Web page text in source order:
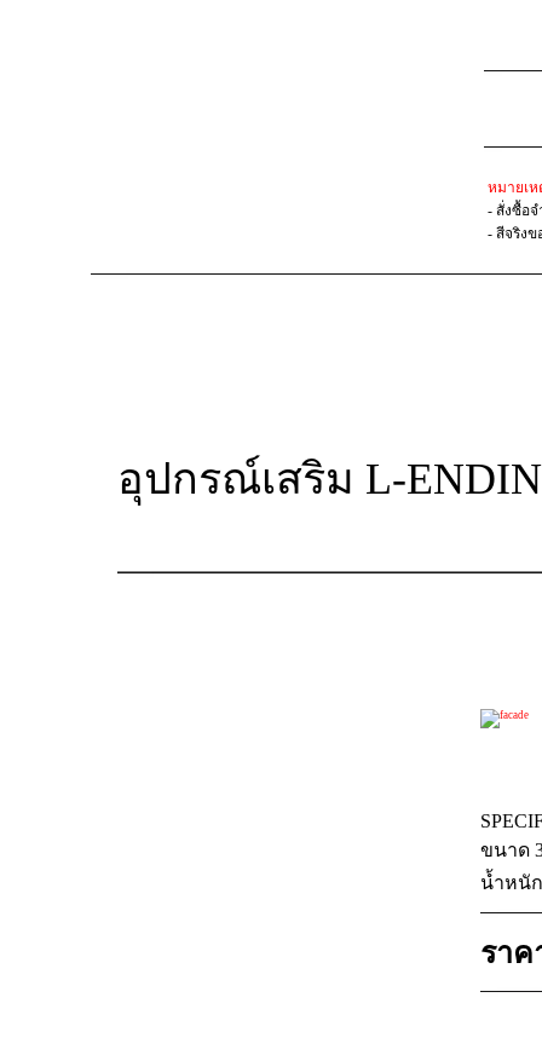
หมายเห
- สั่งซื้อ
- สีจริงข
อุปกรณ์เสริม L-
ขนาด
น้ำหนั
ราค